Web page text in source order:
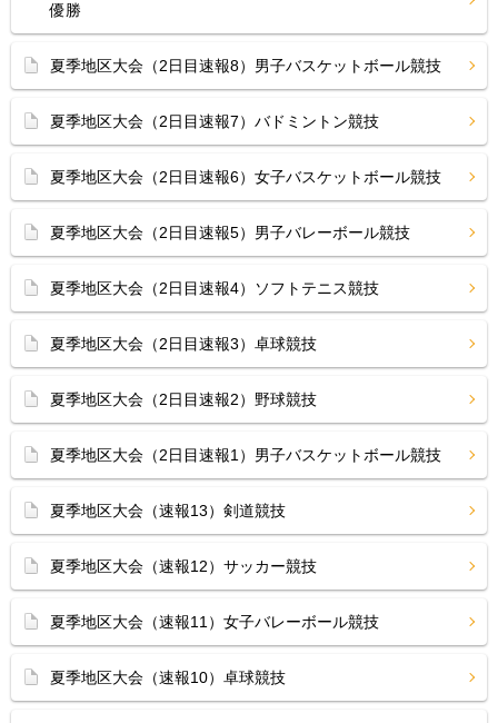
優勝
夏季地区大会（2日目速報8）男子バスケットボール競技
夏季地区大会（2日目速報7）バドミントン競技
夏季地区大会（2日目速報6）女子バスケットボール競技
夏季地区大会（2日目速報5）男子バレーボール競技
夏季地区大会（2日目速報4）ソフトテニス競技
夏季地区大会（2日目速報3）卓球競技
夏季地区大会（2日目速報2）野球競技
夏季地区大会（2日目速報1）男子バスケットボール競技
夏季地区大会（速報13）剣道競技
夏季地区大会（速報12）サッカー競技
夏季地区大会（速報11）女子バレーボール競技
夏季地区大会（速報10）卓球競技